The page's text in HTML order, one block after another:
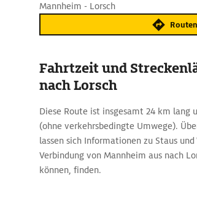
Mannheim - Lorsch
Fahrtzeit und
nach Lorsch
Diese Route ist insgesamt 24 km lang
(ohne verkehrsbedingte Umwege).
lassen sich Informationen zu Staus
Verbindung von Mannheim aus nach
können, finden.